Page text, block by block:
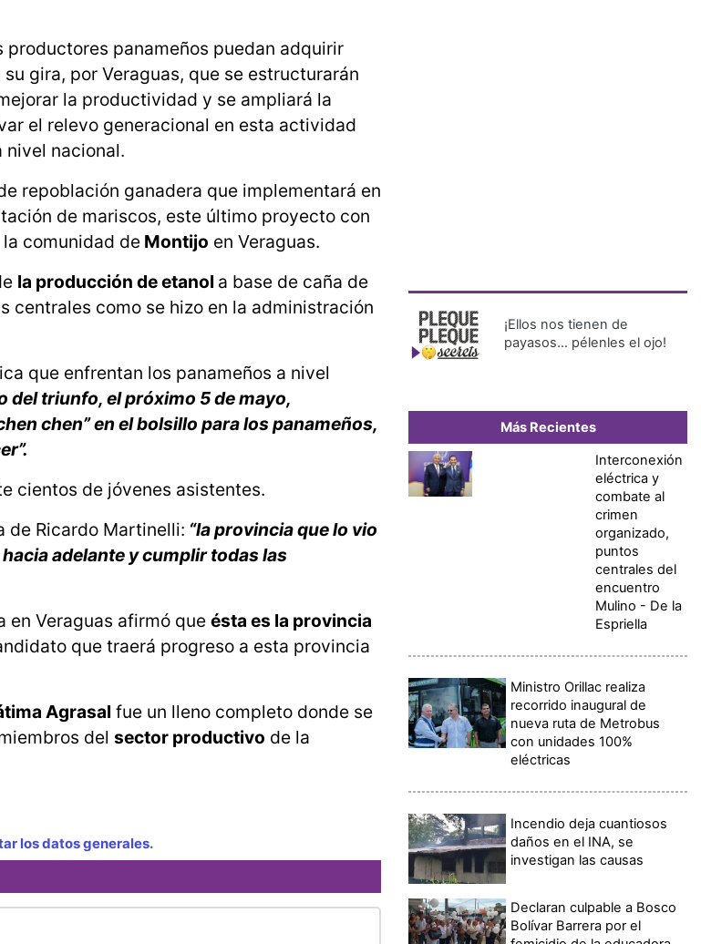
productores panameños puedan adquirir
gira, por Veraguas, que se estructurarán
la productividad y se ampliará la
el relevo generacional en esta actividad
nivel nacional.
repoblación ganadera que implementará en
de mariscos, este último proyecto con
comunidad de Montijo en Veraguas.
la producción de etanol a base de caña de
centrales como se hizo en la administración
que enfrentan los panameños a nivel
del triunfo, el próximo 5 de mayo,
chen” en el bolsillo para los panameños,
cientos de jóvenes asistentes.
de Ricardo Martinelli: “la provincia que lo vio
adelante y cumplir todas las
en Veraguas afirmó que ésta es la provincia
que traerá progreso a esta provincia
Agrasal fue un lleno completo donde se
del sector productivo de la
los datos generales.
¡Ellos nos tienen de
payasos… pélenles el ojo!
Más Recientes
Interconexión
eléctrica y
combate al
crimen
organizado,
puntos
centrales del
encuentro
Mulino - De la
Espriella
Ministro Orillac realiza
recorrido inaugural de
nueva ruta de Metrobus
con unidades 100%
eléctricas
Incendio deja cuantiosos
daños en el INA, se
investigan las causas
Declaran culpable a Bosco
Bolívar Barrera por el